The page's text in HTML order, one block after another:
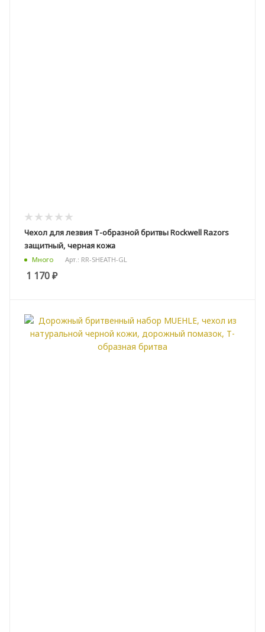
Чехол для лезвия Т-образной бритвы Rockwell Razors
защитный, черная кожа
Много Арт.: RR-SHEATH-GL
1 170₽